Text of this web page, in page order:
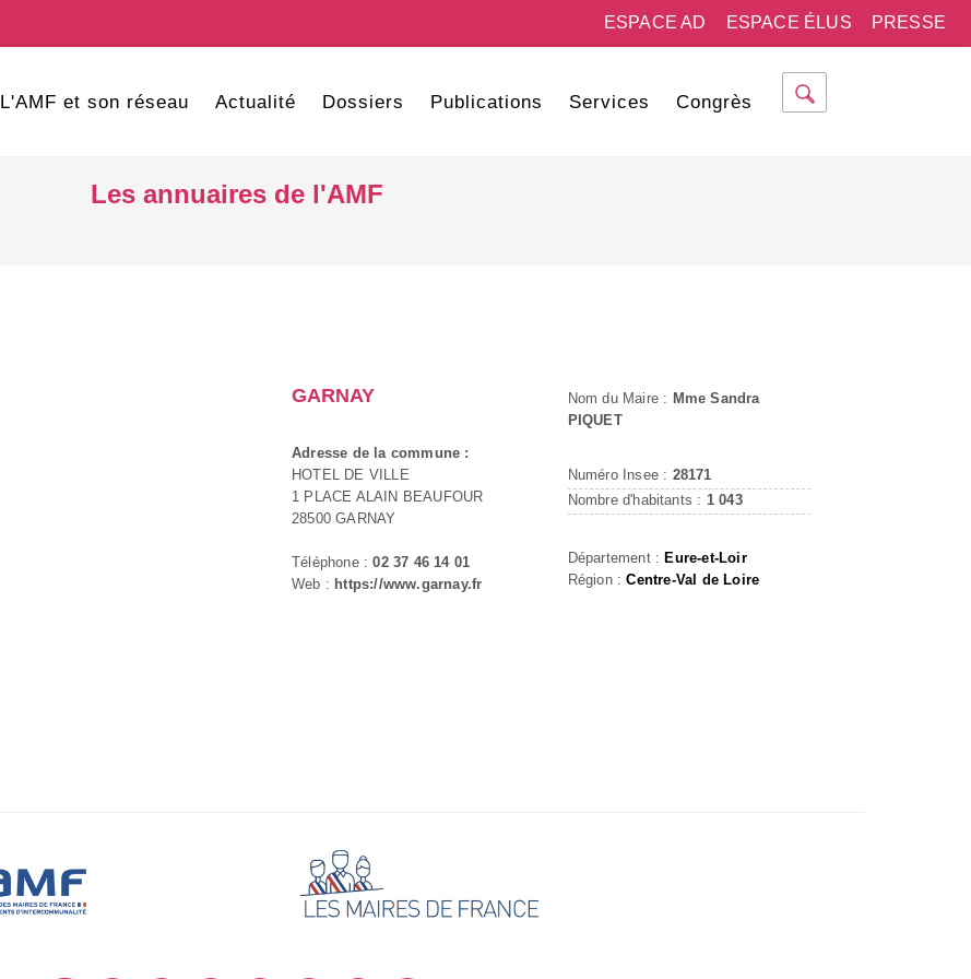
PRESSE
ESPACE ÉLUS
ESPACE AD
L'AMF et son réseau Actualité Dossiers Publications Services Congrès
Les annuaires de l'AMF
GARNAY
Adresse de la commune :
HOTEL DE VILLE
1 PLACE ALAIN BEAUFOUR
28500 GARNAY
Téléphone :02 37 46 14 01
Web : https://www.garnay.fr
Nom du Maire : Mme Sandra
PIQUET
Numéro Insee : 28171
Nombre d'habitants : 1 043
Département : Eure-et-Loir
Région :Centre-Val de Loire